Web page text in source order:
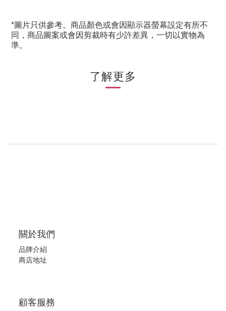
*圖片只供參考。商品顏色或會因顯示器螢幕設定有所不
同，商品圖案或會因剪裁時有少許差異，一切以實物為
準。
了解更多
關於我們
品牌介紹
商店地址
顧客服務